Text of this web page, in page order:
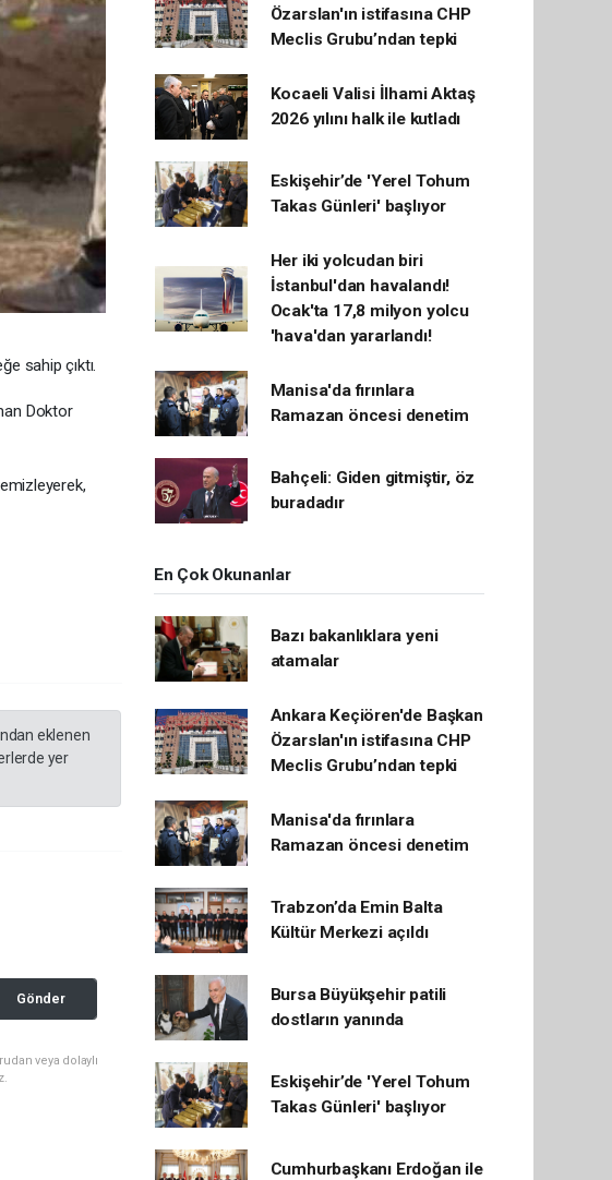
sahip çıktı.
Doktor
eklenen
yer
Gönder
veya dolaylı
Özarslan'ın istifasına CHP
Meclis Grubu’ndan tepki
Kocaeli Valisi İlhami Aktaş
2026 yılını halk ile kutladı
Eskişehir’de 'Yerel Tohum
Takas Günleri' başlıyor
Her iki yolcudan biri
İstanbul'dan havalandı!
Ocak'ta 17,8 milyon yolcu
'hava'dan yararlandı!
Manisa'da fırınlara
Ramazan öncesi denetim
Bahçeli: Giden gitmiştir, öz
buradadır
En Çok Okunanlar
Bazı bakanlıklara yeni
atamalar
Ankara Keçiören'de Başkan
Özarslan'ın istifasına CHP
Meclis Grubu’ndan tepki
Manisa'da fırınlara
Ramazan öncesi denetim
Trabzon’da Emin Balta
Kültür Merkezi açıldı
Bursa Büyükşehir patili
dostların yanında
Eskişehir’de 'Yerel Tohum
Takas Günleri' başlıyor
Cumhurbaşkanı Erdoğan ile